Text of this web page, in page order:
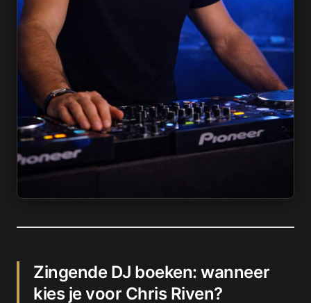
Zingende DJ boeken: wanneer
kies je voor Chris Riven?